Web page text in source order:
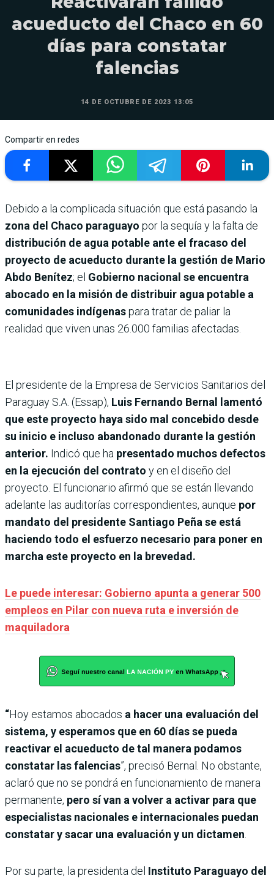
acueducto del Chaco en 60
días para constatar
falencias
14 DE OCTUBRE DE 2023 13:05
Compartir en redes
Debido a la complicada situación que está pasando la
zona del Chaco paraguayo por la sequía y la falta de
distribución de agua potable ante el fracaso del
proyecto de acueducto durante la gestión de Mario
Abdo Benítez; el Gobierno nacional se encuentra
abocado en la misión de distribuir agua potable a
comunidades indígenaspara tratar de paliar la
realidad que viven unas 26.000 familias afectadas.
El presidente de la Empresa de Servicios Sanitarios del
Paraguay S.A. (Essap), Luis Fernando Bernal lamentó
que este proyecto haya sido mal concebido desde
su inicio e incluso abandonado durante la gestión
anterior. Indicó que ha presentado muchos defectos
en la ejecución del contrato y en el diseño del
proyecto. El funcionario afirmó que se están llevando
adelante las auditorías correspondientes, aunque por
mandato del presidente Santiago Peña se está
haciendo todo el esfuerzo necesario para poner en
marcha este proyecto en la brevedad.
Le puede interesar: Gobierno apunta a generar 500
empleos en Pilar con nueva ruta e inversión de
maquiladora
“Hoy estamos abocados a hacer una evaluación del
sistema, y esperamos que en 60 días se pueda
reactivar el acueducto de tal manera podamos
constatar las falencias”, precisó Bernal. No obstante,
aclaró que no se pondrá en funcionamiento de manera
permanente, pero sí van a volver a activar para que
especialistas nacionales e internacionales puedan
constatar y sacar una evaluación y un dictamen.
Por su parte, la presidenta del Instituto Paraguayo del